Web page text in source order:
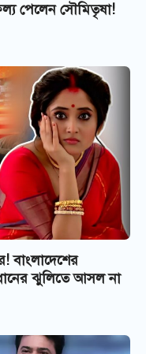
পেলেন সৌমিতৃষা!
বাংলাদেশের
ঝুলিতে আসল না